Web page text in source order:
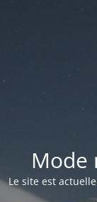
Mode
Le site est